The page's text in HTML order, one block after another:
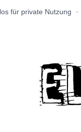
für private Nutzung